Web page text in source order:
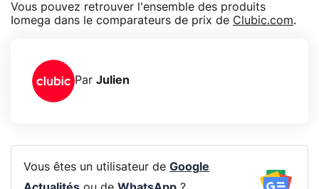
Vous pouvez retrouver l'ensemble des produits
Iomega dans le comparateurs de prix de Clubic.com.
Par Julien
Vous êtes un utilisateur de Google